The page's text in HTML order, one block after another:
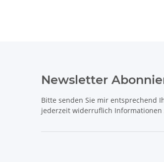
Newsletter
Bitte senden Sie mir entsprechend
jederzeit widerruflich